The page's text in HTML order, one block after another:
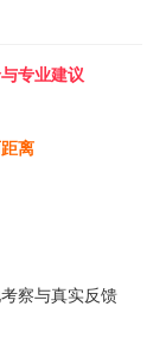
专业建议
离
察与真实反馈